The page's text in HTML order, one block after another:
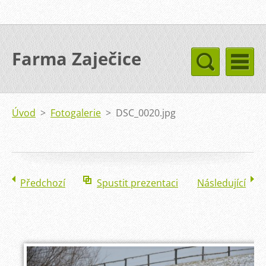
Farma Zaječice
Úvod > Fotogalerie > DSC_0020.jpg
Předchozí Spustit prezentaci Následující